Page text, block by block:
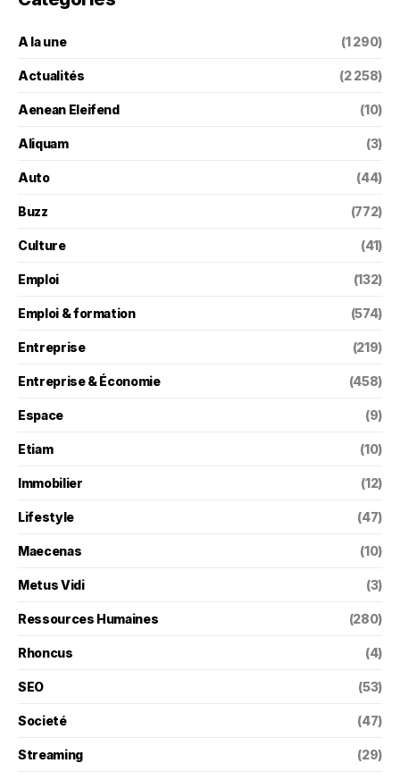
A la une (1 290)
Actualités (2 258)
Aenean Eleifend (10)
Aliquam (3)
Auto (44)
Buzz (772)
Culture (41)
Emploi (132)
Emploi & formation (574)
Entreprise (219)
Entreprise & Économie (458)
Espace (9)
Etiam (10)
Immobilier (12)
Lifestyle (47)
Maecenas (10)
Metus Vidi (3)
Ressources Humaines (280)
Rhoncus (4)
SEO (53)
Societé (47)
Streaming (29)